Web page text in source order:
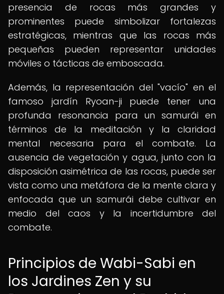
presencia de rocas más grandes y
prominentes puede simbolizar fortalezas
estratégicas, mientras que las rocas más
pequeñas pueden representar unidades
móviles o tácticas de emboscada.
Además, la representación del "vacío" en el
famoso jardín Ryoan-ji puede tener una
profunda resonancia para un samurái en
términos de la meditación y la claridad
mental necesaria para el combate. La
ausencia de vegetación y agua, junto con la
disposición asimétrica de las rocas, puede ser
vista como una metáfora de la mente clara y
enfocada que un samurái debe cultivar en
medio del caos y la incertidumbre del
combate.
Principios de Wabi-Sabi en
los Jardines Zen y su